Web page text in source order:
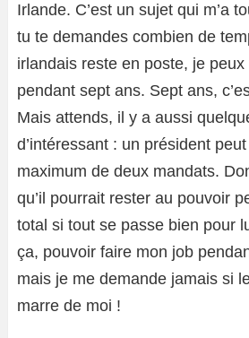
Irlande. C’est un sujet qui m’a
tu te demandes combien de
irlandais reste en poste, je peux
pendant sept ans. Sept ans,
Mais attends, il y a aussi
d’intéressant : un président
maximum de deux mandats.
qu’il pourrait rester au pouvoir
total si tout se passe bien pour
ça, pouvoir faire mon job
mais je me demande jamais si
marre de moi !